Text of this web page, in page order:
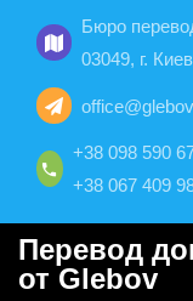
Бюро
03049, г.
+38 098 590
+38 067 409
Перевод
от Glebov